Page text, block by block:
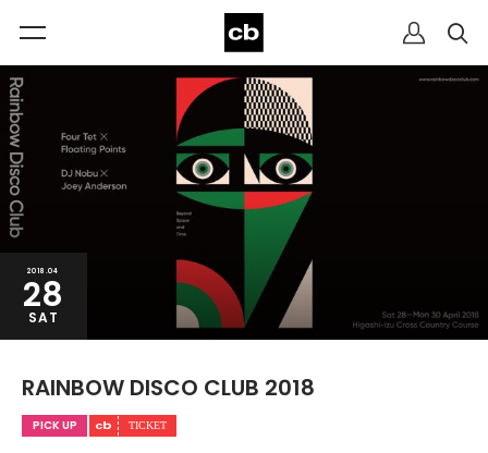
2018.04
28
SAT
RAINBOW DISCO CLUB 2018
PICK UP